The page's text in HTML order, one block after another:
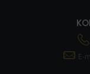
E-